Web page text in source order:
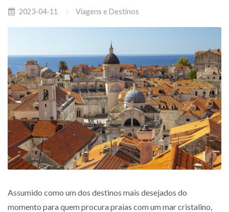
2023-04-11 Viagens e Destinos
Assumido como um dos destinos mais desejados do
momento para quem procura praias com um mar cristalino,